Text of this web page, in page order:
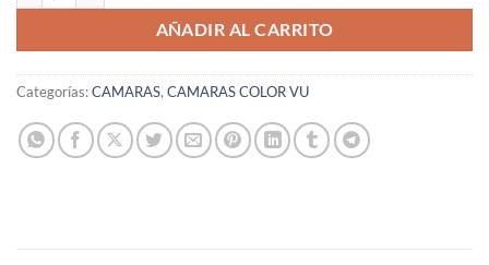
AÑADIR AL CARRITO
Categorías:CAMARAS, CAMARAS COLOR VU